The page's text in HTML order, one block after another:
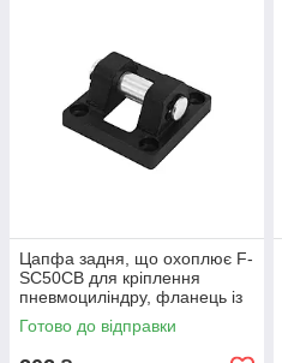
Цапфа задня, що охоплює F-
SC50CB для кріплення
пневмоциліндру, фланець із
віссю, що охоплює підвіску
Готово до відправки